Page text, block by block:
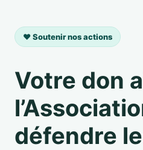
❤️ Soutenir nos actions
Votre don
défendre